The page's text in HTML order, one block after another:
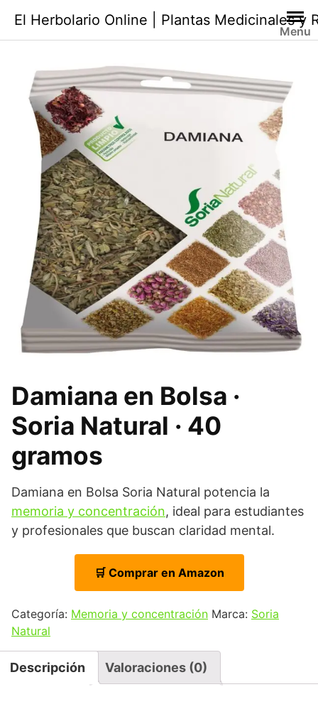
contenido
El Herbolario Online | Plantas Medicinales y
Menu
Damiana en Bolsa ·
Soria Natural · 40
gramos
Damiana en Bolsa Soria Natural potencia la
memoria y concentración, ideal para estudiantes
y profesionales que buscan claridad mental.
🛒 Comprar en Amazon
Categoría: Memoria y concentración Marca: Soria
Natural
Descripción Valoraciones (0)